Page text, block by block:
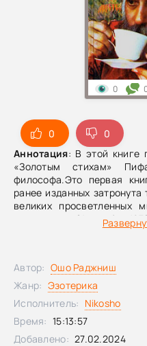
0
0
Аннотация: В этой книге
«Золотым стихам»
философа.Это первая
ранее изданных
великих просветленных
проведены с 21 декабря
Международной коммуне
0
Автор: Ошо Раджниш
Жанр: Эзотерика
Исполнитель: Nikosho
Время: 15:13:57
Добавлено: 27.02.2024